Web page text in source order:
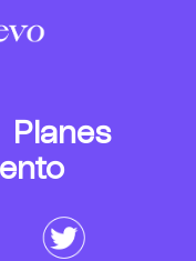
Planes